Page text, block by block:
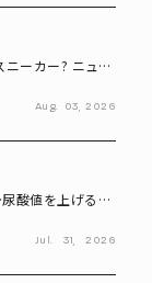
ニーカー? ニュー
Aug. 03, 2026
酸値を上げる
Jul. 31, 2026